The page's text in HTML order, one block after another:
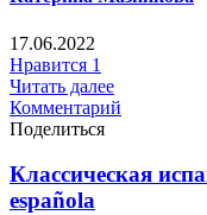
17.06.2022
Нравится 1
Читать далее
Комментарий
Поделиться
Классическая
española